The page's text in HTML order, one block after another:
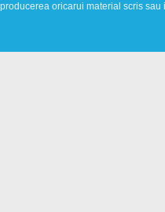
oricarui material scris